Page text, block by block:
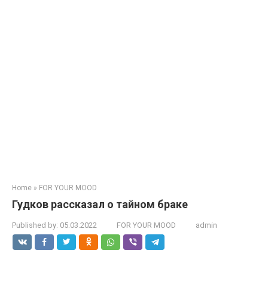
Home » FOR YOUR MOOD
Гудков рассказал о тайном браке
Published by: 05.03.2022 FOR YOUR MOOD admin